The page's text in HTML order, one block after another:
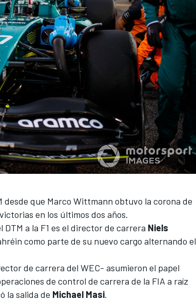
desde que Marco Wittmann obtuvo la corona de
en los últimos dos años.
a la F1 es el director de carrera Niels
como parte de su nuevo cargo alternando el
de carrera del WEC- asumieron el papel
de control de carrera de la FIA a raíz
la salida de Michael Masi.